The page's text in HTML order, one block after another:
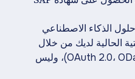
الذكاء الاصطناعي
الحالية لديك من خلال
البروتوكولات القياسية (OAuth 2.0، OData)، وليس